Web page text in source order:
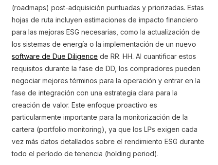
(roadmaps) post-adquisición puntuadas y priorizadas. Estas
hojas de ruta incluyen estimaciones de impacto financiero
para las mejoras ESG necesarias, como la actualización de
los sistemas de energía o la implementación de un nuevo
software de Due Diligence de RR. HH. Al cuantificar estos
requisitos durante la fase de DD, los compradores pueden
negociar mejores términos para la operación y entrar en la
fase de integración con una estrategia clara para la
creación de valor. Este enfoque proactivo es
particularmente importante para la monitorización de la
cartera (portfolio monitoring), ya que los LPs exigen cada
vez más datos detallados sobre el rendimiento ESG durante
todo el período de tenencia (holding period).